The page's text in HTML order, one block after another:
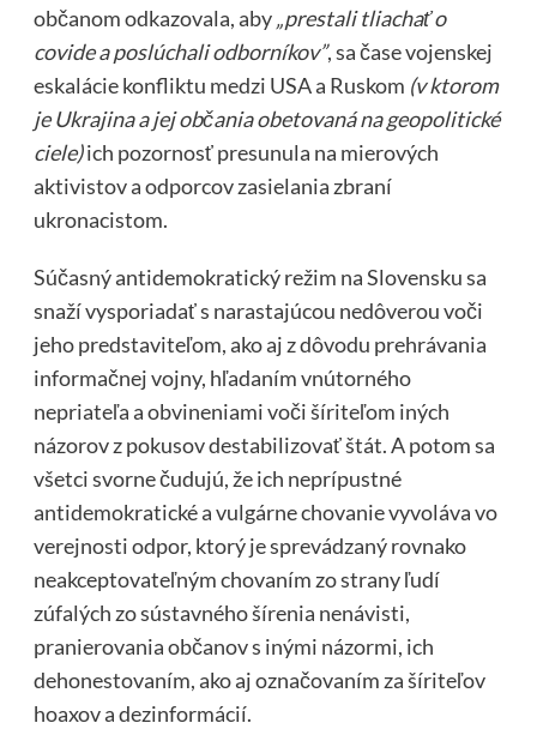
občanom odkazovala, aby„prestali tliachať o
covide a poslúchali odborníkov”, sa čase vojenskej
eskalácie konfliktu medzi USA a Ruskom (v ktorom
je Ukrajina a jej občania obetovaná na geopolitické
ciele)ich pozornosť presunula na mierových
aktivistov a odporcov zasielania zbraní
ukronacistom.
Súčasný antidemokratický režim na Slovensku sa
snaží vysporiadať s narastajúcou nedôverou voči
jeho predstaviteľom, ako aj z dôvodu prehrávania
informačnej vojny, hľadaním vnútorného
nepriateľa a obvineniami voči šíriteľom iných
názorov z pokusov destabilizovať štát. A potom sa
všetci svorne čudujú, že ich neprípustné
antidemokratické a vulgárne chovanie vyvoláva vo
verejnosti odpor, ktorý je sprevádzaný rovnako
neakceptovateľným chovaním zo strany ľudí
zúfalých zo sústavného šírenia nenávisti,
pranierovania občanov s inými názormi, ich
dehonestovaním, ako aj označovaním za šíriteľov
hoaxov a dezinformácií.